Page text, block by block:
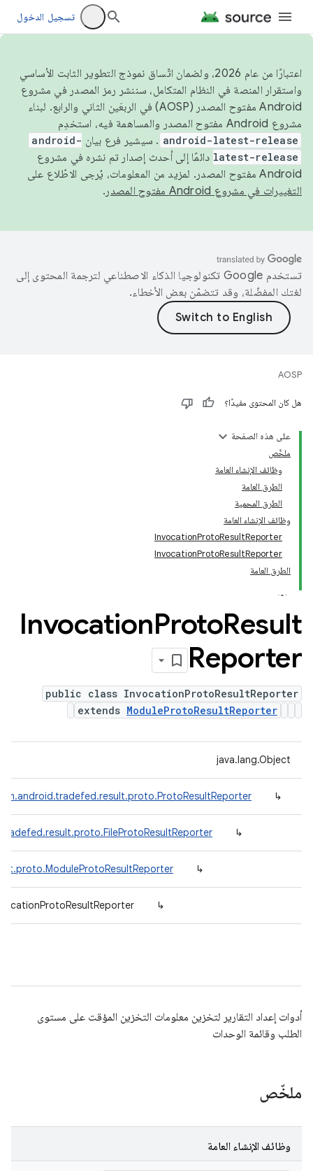
تسجيل الدخول
اعتبارًا من عام 2026، ولضمان اتّساق نموذج التطوير الثابت الأساسي
واستقرار المنصة في النظام المتكامل، سننشر رمز المصدر في مشروع
Android مفتوح المصدر (AOSP) في الربعَين الثاني والرابع. لبناء
مشروع Android مفتوح المصدر والمساهمة فيه، استخدِم
android-latest-release . سيشير فرع بيان android-
latest-release دائمًا إلى أحدث إصدار تم نشره في مشروع
Android مفتوح المصدر. لمزيد من المعلومات، يُرجى الاطّلاع على
التغييرات في مشروع Android مفتوح المصدر
.
تستخدم Google تكنولوجيا الذكاء الاصطناعي لترجمة المحتوى إلى
لغتك المفضّلة، وقد تتضمّن بعض الأخطاء.
AOSP
هل كان المحتوى مفيدًا؟
على هذه الصفحة
ملخّص
وظائف الإنشاء العامة
الطرق العامة
الطرق المحمية
وظائف الإنشاء العامة
InvocationProtoResultReporter
InvocationProtoResultReporter
الطرق العامة
InvocationProtoResult
Reporter
public class InvocationProtoResultReporter
extends ModuleProtoResultReporter
java.lang.Object
↳
↳
↳
↳
أدوات إعداد التقارير لتخزين معلومات التخزين المؤقت على مستوى
الطلب وقائمة الوحدات
ملخّص
وظائف الإنشاء العامة